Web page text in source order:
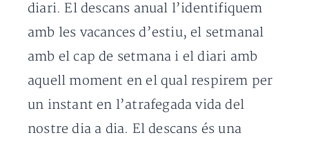
diari. El descans anual l’identifiquem
amb les vacances d’estiu, el setmanal
amb el cap de setmana i el diari amb
aquell moment en el qual respirem per
un instant en l’atrafegada vida del
nostre dia a dia. El descans és una